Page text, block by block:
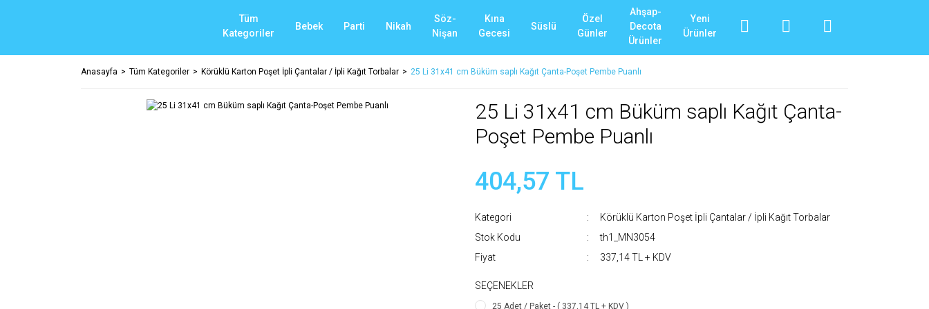
Tüm
Kategoriler
Bebek Parti Nikah
Söz-
Nişan
Kına
Gecesi
Süslü
Özel
Günler
Ahşap-
Decota
Ürünler
Yeni
Ürünler
Anasayfa Tüm Kategoriler Körüklü Karton Poşet İpli Çantalar / İpli Kağıt Torbalar 25 Li 31x41 cm Büküm saplı Kağıt Çanta-Poşet Pembe Puanlı
25 Li 31x41 cm Büküm saplı Kağıt Çanta-
Poşet Pembe Puanlı
404,57 TL
Kategori
Körüklü Karton Poşet İpli Çantalar / İpli Kağıt Torbalar
Stok Kodu
th1_MN3054
Fiyat
337,14 TL + KDV
SEÇENEKLER
25 Adet / Paket - ( 337,14 TL + KDV )